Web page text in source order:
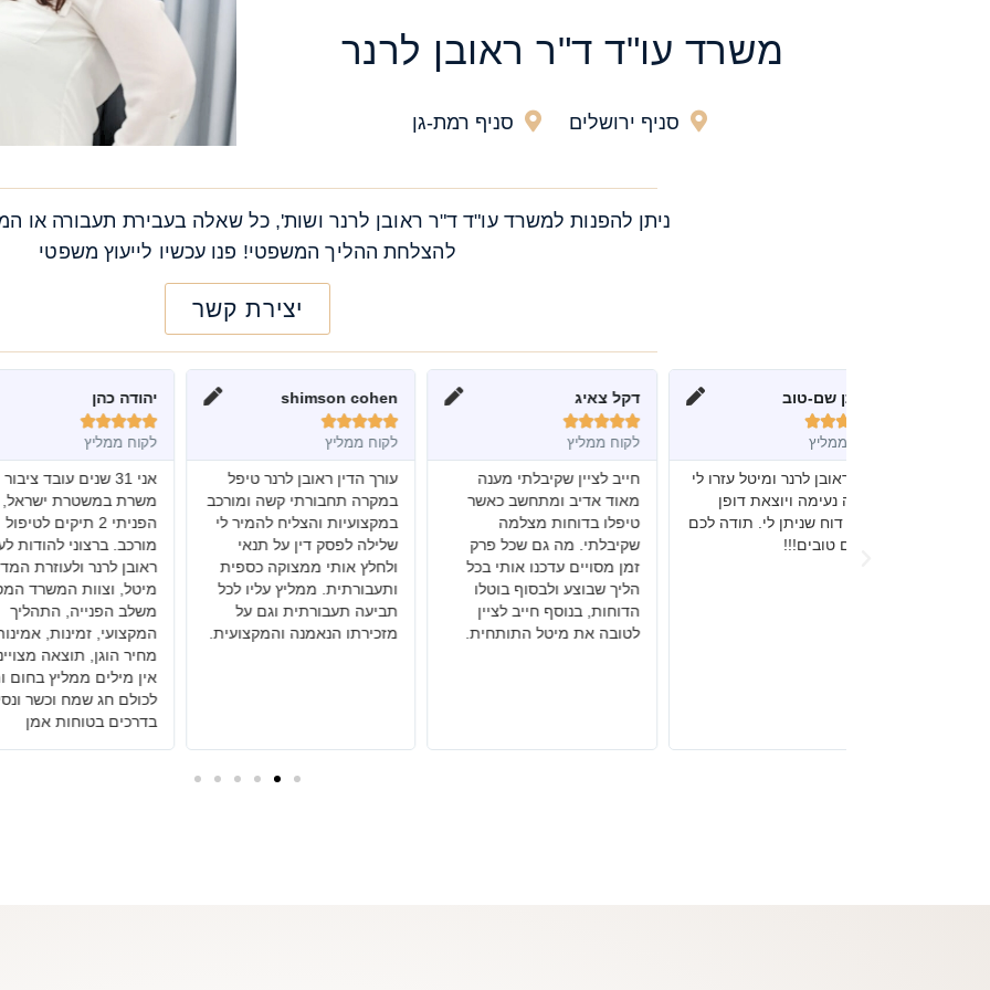
משרד עו"ד ד"ר ראובן לרנר
סניף ירושלים סניף רמת-גן
ניתן להפנות למשרד עו"ד ד"ר ראובן לרנר ושות', כל שאלה בעבירת תעבורה או
להצלחת ההליך המשפטי! פנו עכשיו לייעוץ משפטי
יצירת קשר
דקל צאיג


לקוח ממליץ
חייב לציין שקיבלתי מענה
מאוד אדיב ומתחשב כאשר
טיפלו בדוחות מצלמה
שקיבלתי. מה גם שכל פרק
shimson cohen


לקוח ממליץ
עורך הדין ראובן לרנר טיפל
במקרה תחבורתי קשה ומורכב
במקצועיות והצליח להמיר לי
שלילה לפסק דין על תנאי
ולחלץ אותי ממצוקה כספית
ותעבורתית. ממליץ עליו לכל
תביעה תעבורתית וגם על
מזכירתו הנאמנה והמקצועית.
יהודה כהן


לקוח ממליץ
אני 31 שנים עובד ציבור
משרת במשטרת ישראל,
הפניתי 2 תיקים לטיפול
מורכב. ברצוני להודות לעו"ד
ראובן לרנר ולעוזרת המדהימה
מיטל, וצוות המשרד המסור,
משלב הפנייה, התהליך
המקצועי, זמינות, אמינות,
אין מילים ממליץ בחום ומאחל
מאור אלמקייס


לקוח ממליץ
ממליץ בחום
אמינות,
והכי חשוב